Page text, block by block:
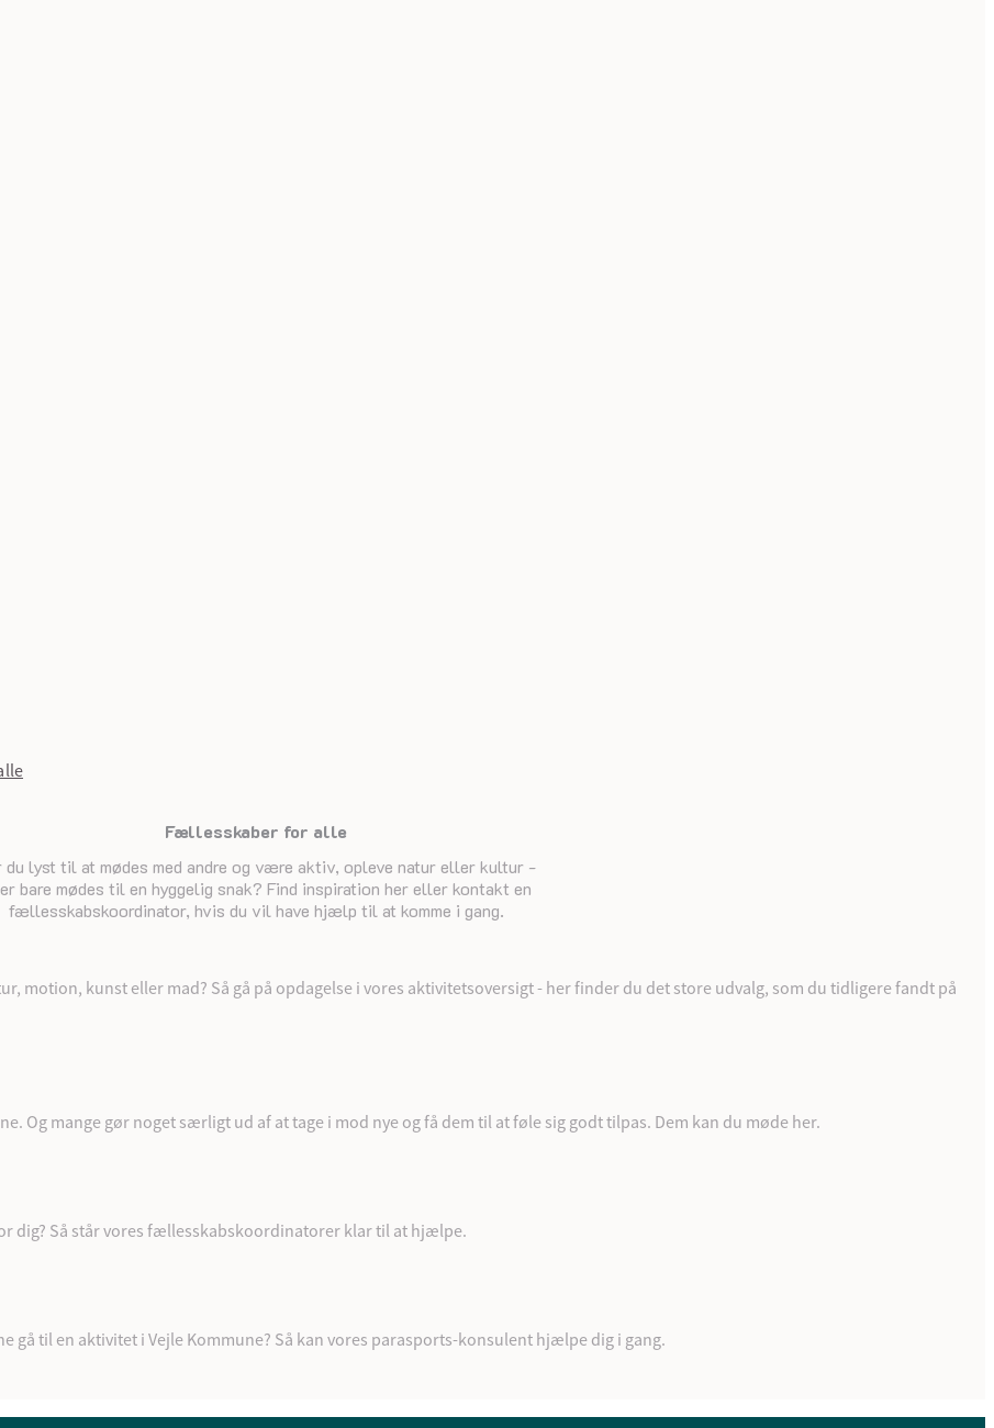
Fællesskaber for alle
du lyst til at mødes med andre og være aktiv, opleve natur eller kultur -
bare mødes til en hyggelig snak? Find inspiration her eller kontakt en
fællesskabskoordinator, hvis du vil have hjælp til at komme i gang.
senest opdateret 10. juni 2026
motion, kunst eller mad? Så gå på opdagelse i vores aktivitetsoversigt - her finder du det store udvalg, som du tidligere fandt på
Og mange gør noget særligt ud af at tage i mod nye og få dem til at føle sig godt tilpas. Dem kan du møde her.
dig? Så står vores fællesskabskoordinatorer klar til at hjælpe.
til en aktivitet i Vejle Kommune? Så kan vores parasports-konsulent hjælpe dig i gang.